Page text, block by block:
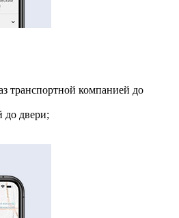
транспортной компанией до
до двери;